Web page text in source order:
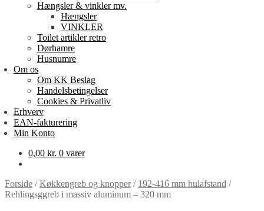
Hængsler & vinkler mv.
Hængsler
VINKLER
Toilet artikler retro
Dørhamre
Husnumre
Om os
Om KK Beslag
Handelsbetingelser
Cookies & Privatliv
Erhverv
EAN-fakturering
Min Konto
0,00 kr. 0 varer
Forside /Køkkengreb og knopper/ 192-416 mm hulafstand /
Rehlingsggreb i massiv aluminum – 320 mm